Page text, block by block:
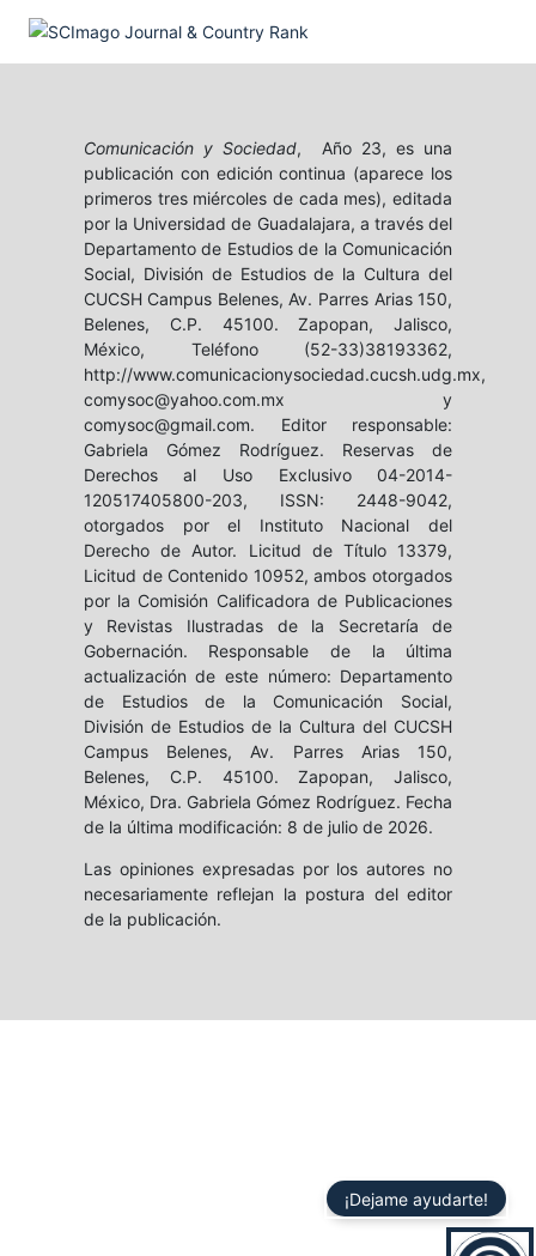
Comunicación y Sociedad, Año 23, es una
publicación con edición continua (aparece los
primeros tres miércoles de cada mes), editada
por la Universidad de Guadalajara, a través del
Departamento de Estudios de la Comunicación
Social, División de Estudios de la Cultura del
CUCSH Campus Belenes, Av. Parres Arias 150,
Belenes, C.P. 45100. Zapopan, Jalisco,
México, Teléfono (52-33)38193362,
http://www.comunicacionysociedad.cucsh.udg.mx,
comysoc@yahoo.com.mx y
comysoc@gmail.com. Editor responsable:
Gabriela Gómez Rodríguez. Reservas de
Derechos al Uso Exclusivo 04-2014-
120517405800-203, ISSN: 2448-9042,
otorgados por el Instituto Nacional del
Derecho de Autor. Licitud de Título 13379,
Licitud de Contenido 10952, ambos otorgados
por la Comisión Calificadora de Publicaciones
y Revistas Ilustradas de la Secretaría de
Gobernación. Responsable de la última
actualización de este número: Departamento
de Estudios de la Comunicación Social,
División de Estudios de la Cultura del CUCSH
Campus Belenes, Av. Parres Arias 150,
Belenes, C.P. 45100. Zapopan, Jalisco,
México, Dra. Gabriela Gómez Rodríguez. Fecha
de la última modificación: 8 de julio de 2026.
Las opiniones expresadas por los autores no
necesariamente reflejan la postura del editor
de la publicación.
¡Dejame ayudarte!